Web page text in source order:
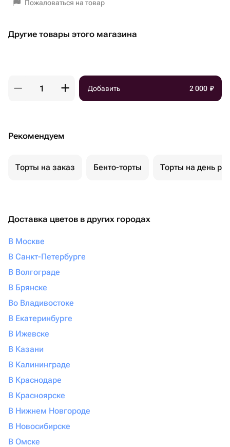
Пожаловаться на товар
Другие товары этого магазина
Добавить 2 000 ₽
Рекомендуем
Торты на заказ Бенто-торты Торты на день
Доставка цветов в других городах
В Москве
В Санкт-Петербурге
В Волгограде
В Брянске
Во Владивостоке
В Екатеринбурге
В Ижевске
В Казани
В Калининграде
В Краснодаре
В Красноярске
В Нижнем Новгороде
В Новосибирске
В Омске